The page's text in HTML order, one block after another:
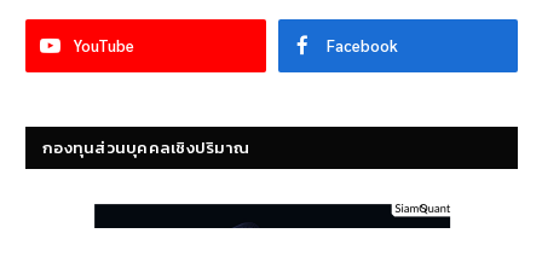
YouTube Facebook
กองทุนส่วนบุคคลเชิงปริมาณ